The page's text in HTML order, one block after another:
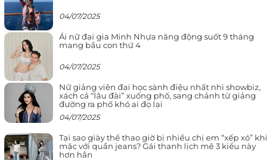
04/07/2025
Ái nữ đại gia Minh Nhựa năng động suốt 9 tháng
mang bầu con thứ 4
04/07/2025
Nữ giảng viên đại học sành điệu nhất nhì showbiz,
xách cả “lâu đài” xuống phố, sang chảnh từ giảng
đường ra phố khó ai đọ lại
04/07/2025
Tại sao giày thể thao giờ bị nhiều chị em “xếp xó” khi
mặc với quần jeans? Gái thanh lịch mê 3 kiểu này
hơn hẳn